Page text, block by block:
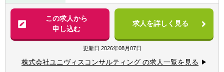
▽マネージャー職以上
■財務・会計系コンサルティングファームで
の就業経験3年以上
■監査法人での就業経験3年以上
■事業会社での経理職経験5年以上
■事業会社での経営企画職経験5年以上
て、経営の現場に深く入り込み、CFO／COO
として企業価値の最大化をリードします。
▽経営コンサルティング業務
■経営企画や経営アクションの立案・実行
■財務モデル・資金繰りモデルの開発支援
■管理会計導入や原価管理体制の構築
この求人から
申し込む
求人を詳しく見る
更新日 2026年08月07日
株式会社ユニヴィスコンサルティング の求人一覧を見る